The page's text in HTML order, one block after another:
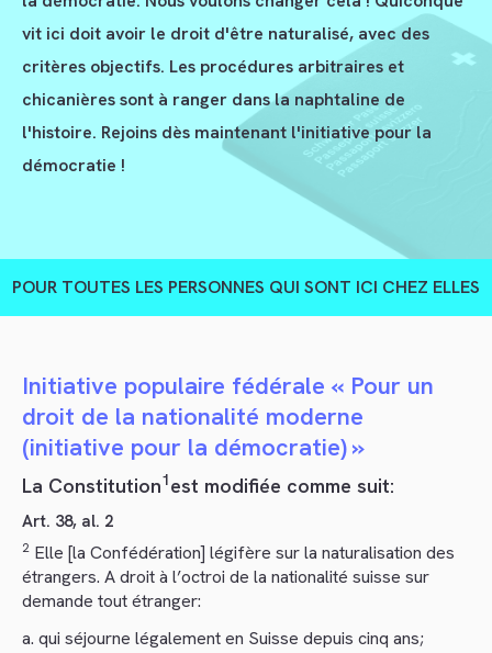
vit ici doit avoir le droit d'être naturalisé, avec des
critères objectifs. Les procédures arbitraires et
chicanières sont à ranger dans la naphtaline de
l'histoire. Rejoins dès maintenant l'initiative pour la
démocratie !
POUR TOUTES LES PERSONNES QUI SONT ICI CHEZ ELLES
Initiative populaire fédérale « Pour un
droit de la nationalité moderne
(initiative pour la démocratie) »
La Constitution1est modifiée comme suit:
Art. 38, al. 2
2 Elle [la Confédération] légifère sur la naturalisation des
étrangers. A droit à l’octroi de la nationalité suisse sur
demande tout étranger:
a. qui séjourne légalement en Suisse depuis cinq ans;